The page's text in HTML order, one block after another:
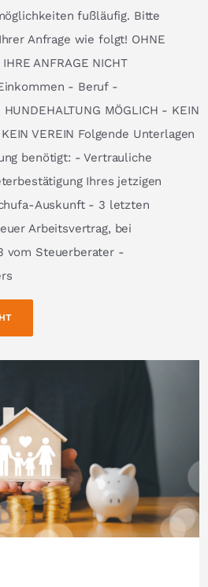
fußläufig. Bitte
Anfrage wie folgt! OHNE
ANFRAGE NICHT
- Beruf -
MÖGLICH - KEIN
VEREIN Folgende Unterlagen
benötigt: - Vertrauliche
Ihres jetzigen
Auskunft - 3 letzten
Arbeitsvertrag, bei
vom Steuerberater -